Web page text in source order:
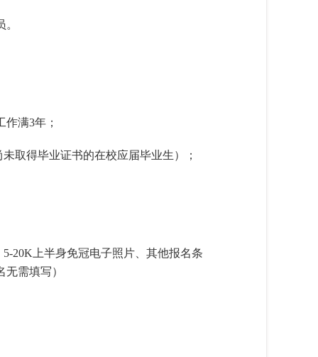
满3年；
取得毕业证书的在校应届毕业生）；
20K上半身免冠电子照片、其他报名条
需填写）